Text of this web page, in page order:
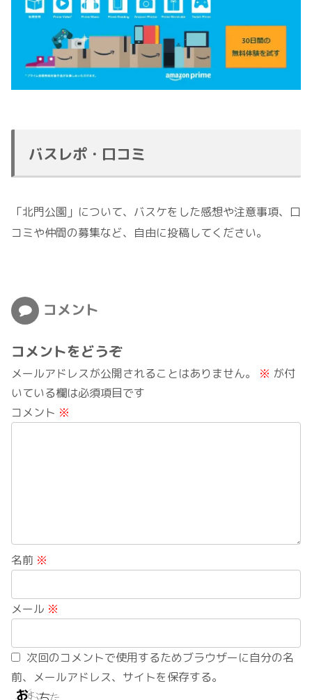
バスレポ・口コミ
「北門公園」について、バスケをした感想や注意事項、口
コミや仲間の募集など、自由に投稿してください。
コメント
コメントをどうぞ
メールアドレスが公開されることはありません。 ※ が付
いている欄は必須項目です
コメント ※
名前 ※
メール ※
次回のコメントで使用するためブラウザーに自分の名
前、メールアドレス、サイトを保存する。